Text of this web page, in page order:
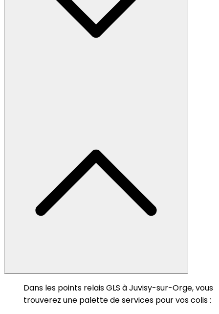
Dans les points relais GLS à Juvisy-sur-Orge, vous
trouverez une palette de services pour vos colis :